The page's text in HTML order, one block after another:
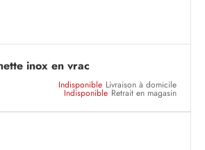
inox en vrac
Indisponible Livraison à domicile
Indisponible Retrait en magasin